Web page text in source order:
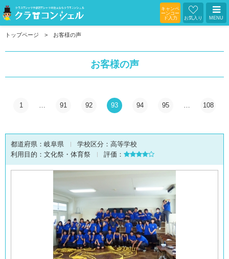
キャンペ
ーンコー
ド入力
お気入り MENU
トップページ お客様の声
お客様の声
1 … 91 92 93 94 95 … 108
都道府県： 岐阜県 学校区分： 高等学校
利用目的： 文化祭・体育祭 評価：